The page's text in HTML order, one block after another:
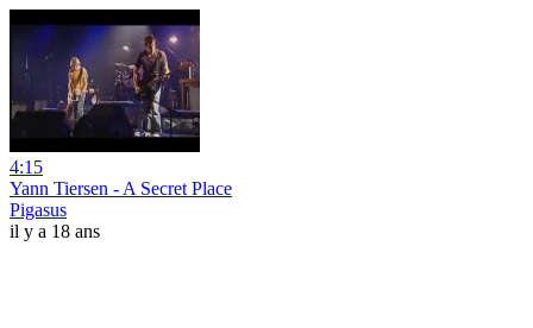
4:15
Yann Tiersen - A Secret Place
Pigasus
il y a 18 ans